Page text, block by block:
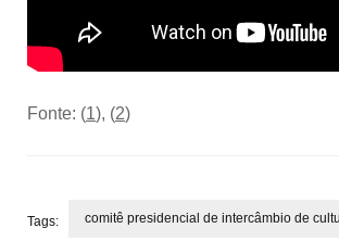
Fonte: (1), (2)
Tags: comitê presidencial de intercâmbio de